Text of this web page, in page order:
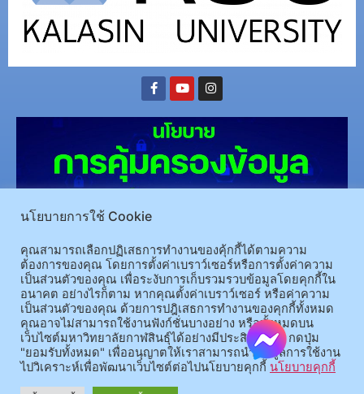
(อ.นามน)13 หมู่ 14 ต.สงเปลือย อ.นามน จ.กาฬสินธุ์ 46230โทรศัพท์ : 043-602-055 โทรสาร :
043-602-044
(อ.เมือง)62/1 ถ.เกษตรสมบูรณ์ ต.กาฬสินธุ์ อ.เมือง จ.กาฬสินธุ์ 46000โทรศัพท์ 043-811128 08-
64584360 โทรสาร 043-813070
© 2025 All rights Reserved.
นโยบายการใช้ Cookie
คุณสามารถเลือกปฏิเสธการทำงานของคุ้กกี้ได้ตามความ
ต้องการของคุณ โดยการตั้งค่าเบราว์เซอร์หรือการตั้งค่าความ
เป็นส่วนตัวของคุณ เพื่อระงับการเก็บรวมรวบข้อมูลโดยคุกกี้ใน
อนาคต อย่างไรก็ตาม หากคุณตั้งค่าเบราว์เซอร์ หรือค่าความ
เป็นส่วนตัวของคุณ ด้วยการปฎิเสธการทำงานของคุกกี้ทั้งหมด
คุณอาจไม่สามารถใช้งานฟังก์ชั่นบางอย่าง หรือทั้งหมดบน
เว็บไซต์มหาวิทยาลัยกาฬสินธุ์ได้อย่างมีประสิทธิภาพ กดปุ่ม
"ยอมรับทั้งหมด" เพื่ออนุญาตให้เราสามารถนำข้อมูลการใช้งาน
ไปวิเคราะห์เพื่อพัฒนาเว็บไซต์ต่อไปนโยบายคุกกี้ นโยบายคุกกี้